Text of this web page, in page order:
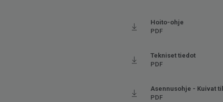
Hoito-ohje
PDF
Tekniset tiedot
PDF
Asennusohje - Kuivat
PDF